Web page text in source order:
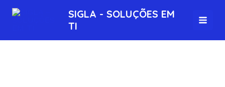
para
conteúdo
SIGLA - SOLUÇÕES EM
TI